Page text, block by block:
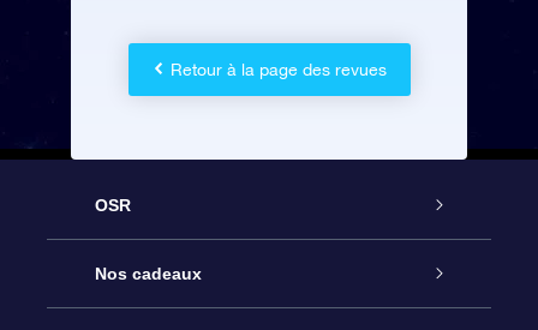
Retour à la page des revues
OSR
Service
Nos cadeaux